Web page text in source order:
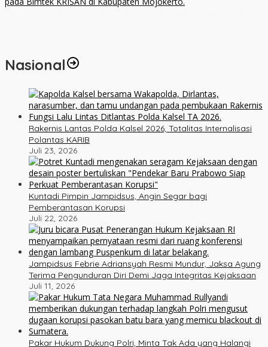
Nasional
Rakernis Lantas Polda Kalsel 2026, Totalitas Internalisasi
Polantas KARIB
Juli 23, 2026
Kuntadi Pimpin Jampidsus, Angin Segar bagi
Pemberantasan Korupsi
Juli 22, 2026
Jampidsus Febrie Adriansyah Resmi Mundur, Jaksa Agung
Terima Pengunduran Diri Demi Jaga Integritas Kejaksaan
Juli 11, 2026
Pakar Hukum Dukung Polri, Minta Tak Ada yang Halangi